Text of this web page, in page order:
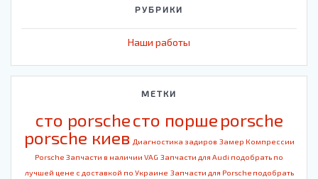
РУБРИКИ
Наши работы
МЕТКИ
cто porschecто порше porsche
porsche киев Диагностика задиров Замер Компрессии
Porsche Запчасти в наличии VAG Запчасти для Audi подобрать по
лучшей цене с доставкой по Украине Запчасти для Porsche подобрать